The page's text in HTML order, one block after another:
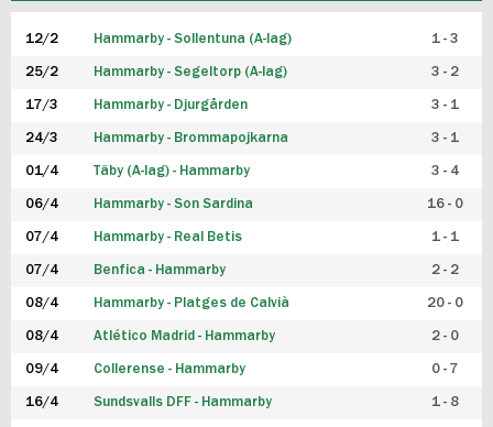
F19
FUTSAL HERR
FUTSAL DAM
12/2 Hammarby - Sollentuna (A-lag) 1 - 3
25/2 Hammarby - Segeltorp (A-lag) 3 - 2
17/3 Hammarby - Djurgården 3 - 1
24/3 Hammarby - Brommapojkarna 3 - 1
01/4 Täby (A-lag) - Hammarby 3 - 4
06/4 Hammarby - Son Sardina 16 - 0
07/4 Hammarby - Real Betis 1 - 1
07/4 Benfica - Hammarby 2 - 2
08/4 Hammarby - Platges de Calvià 20 - 0
08/4 Atlético Madrid - Hammarby 2 - 0
09/4 Collerense - Hammarby 0 - 7
16/4 Sundsvalls DFF - Hammarby 1 - 8